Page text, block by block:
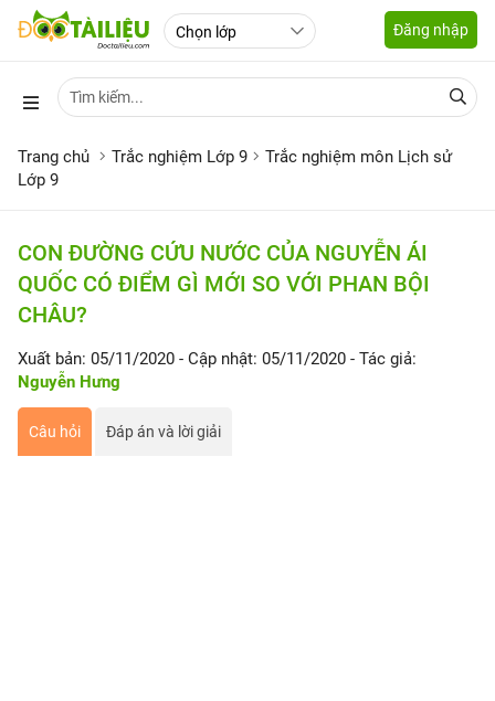
Đăng nhập
Trang chủ Trắc nghiệm Lớp 9
Trắc nghiệm môn Lịch sử
Lớp 9
CON ĐƯỜNG CỨU NƯỚC CỦA NGUYỄN ÁI
QUỐC CÓ ĐIỂM GÌ MỚI SO VỚI PHAN BỘI
CHÂU?
Xuất bản: 05/11/2020 - Cập nhật: 05/11/2020 - Tác giả:
Nguyễn Hưng
Câu hỏi Đáp án và lời giải